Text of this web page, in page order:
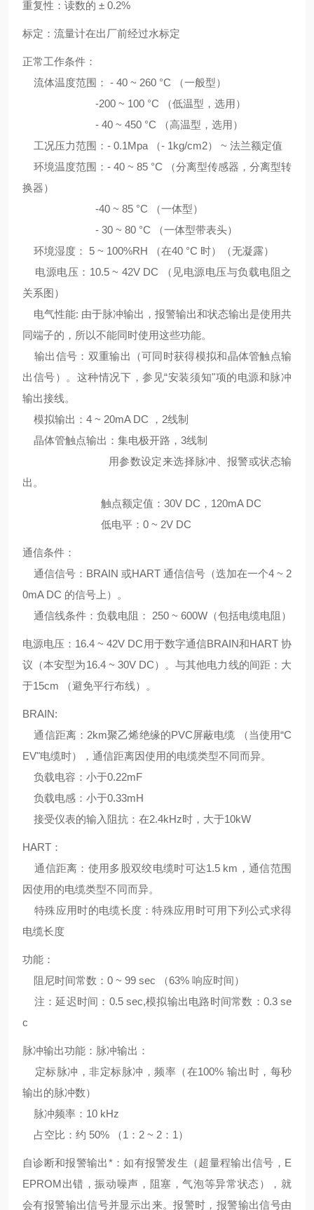
重复性：读数的 ± 0.2%
标定：流量计在出厂前经过水标定
正常工作条件：
流体温度范围： - 40 ~ 260 °C （一般型）
-200 ~ 100 °C （低温型，选用）
- 40 ~ 450 °C （高温型，选用）
工况压力范围：- 0.1Mpa （- 1kg/cm2） ~ 法兰额定值
环境温度范围：- 40 ~ 85 °C （分离型传感器，分离型转
换器）
-40 ~ 85 °C （一体型）
- 30 ~ 80 °C （一体型带表头）
环境湿度： 5 ~ 100%RH （在40 °C 时）（无凝露）
电源电压：10.5 ~ 42V DC （见电源电压与负载电阻之
关系图）
电气性能: 由于脉冲输出，报警输出和状态输出是使用共
同端子的，所以不能同时使用这些功能。
输出信号：双重输出（可同时获得模拟和晶体管触点输
出信号）。这种情况下，参见“安装须知"项的电源和脉冲
输出接线。
模拟输出：4 ~ 20mA DC ，2线制
晶体管触点输出：集电极开路，3线制
用参数设定来选择脉冲、报警或状态输
出。
触点额定值：30V DC，120mA DC
低电平：0 ~ 2V DC
通信条件：
通信信号：BRAIN 或HART 通信信号（迭加在一个4 ~ 2
0mA DC 的信号上）。
通信线条件：负载电阻： 250 ~ 600W（包括电缆电阻）
电源电压：16.4 ~ 42V DC用于数字通信BRAIN和HART 协
议（本安型为16.4 ~ 30V DC）。与其他电力线的间距：大
于15cm （避免平行布线）。
BRAIN:
通信距离：2km聚乙烯绝缘的PVC屏蔽电缆 （当使用“C
EV"电缆时），通信距离因使用的电缆类型不同而异。
负载电容：小于0.22mF
负载电感：小于0.33mH
接受仪表的输入阻抗：在2.4kHz时，大于10kW
HART：
通信距离：使用多股双绞电缆时可达1.5 km，通信范围
因使用的电缆类型不同而异。
特殊应用时的电缆长度：特殊应用时可用下列公式求得
电缆长度
功能：
阻尼时间常数：0 ~ 99 sec （63% 响应时间）
注：延迟时间：0.5 sec,模拟输出电路时间常数：0.3 se
c
脉冲输出功能：脉冲输出：
定标脉冲，非定标脉冲，频率（在100% 输出时，每秒
输出的脉冲数）
脉冲频率：10 kHz
占空比：约 50% （1：2 ~ 2：1）
自诊断和报警输出*：如有报警发生（超量程输出信号，E
EPROM出错，振动噪声，阻塞，气泡等异常状态），就
会有报警输出信号并显示出来。报警时，报警输出信号由